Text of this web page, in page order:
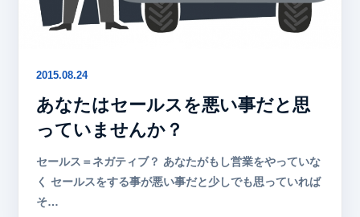
2015.08.24
あなたはセールスを悪い事だと思
っていませんか？
セールス＝ネガティブ？ あなたがもし営業をやっていな
く セールスをする事が悪い事だと少しでも思っていれば
そ…